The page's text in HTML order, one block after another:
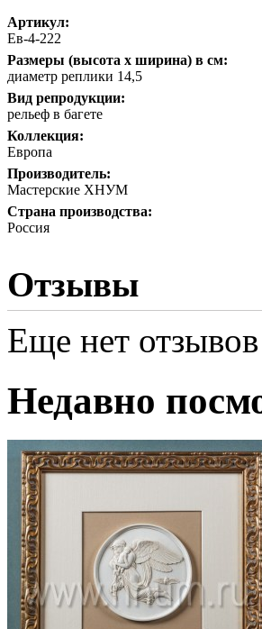
Артикул:
Ев-4-222
Размеры (высота х ширина) в см:
диаметр реплики 14,5
Вид репродукции:
рельеф в багете
Коллекция:
Европа
Производитель:
Мастерские ХНУМ
Страна производства:
Россия
Отзывы
Еще нет
Недавно